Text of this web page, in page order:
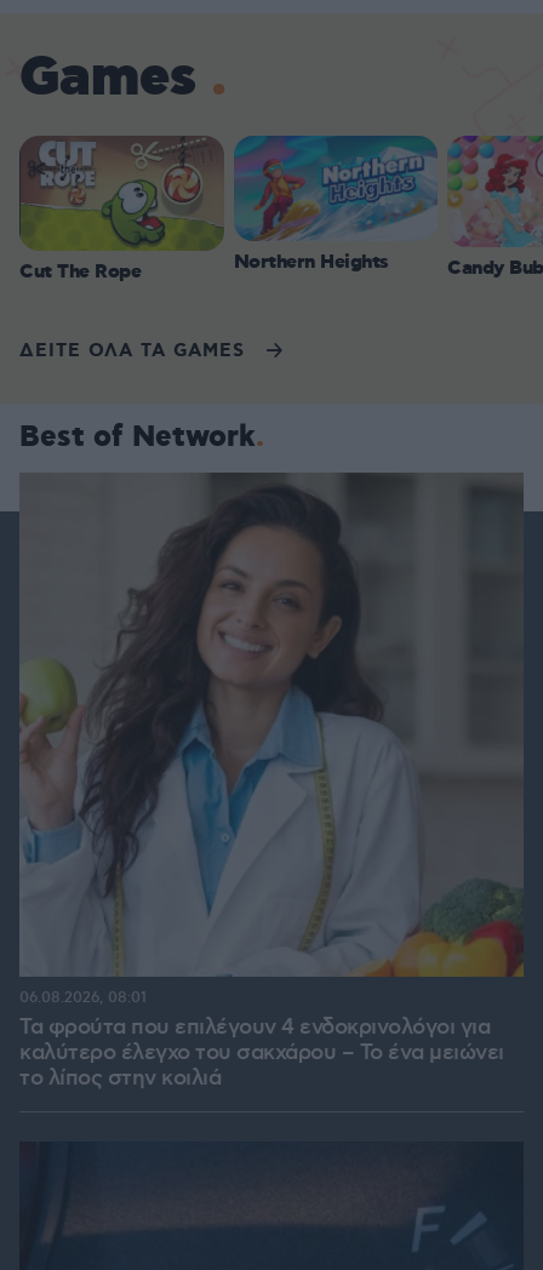
Games
Cut The Rope Northern Heights Candy
ΔΕΙΤΕ ΟΛΑ ΤΑ GAMES
Best of Network
Τα φρούτα που επιλέγουν 4 ενδοκρινολόγοι για
καλύτερο έλεγχο του σακχάρου – Το ένα μειώνει
το λίπος στην κοιλιά
06.08.2026, 08:01